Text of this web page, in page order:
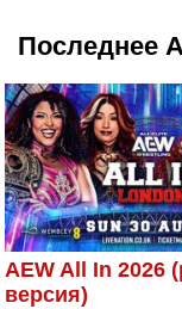
Последнее
AEW All In 2026
версия)